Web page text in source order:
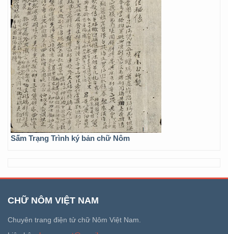
Sấm Trạng Trình ký bản chữ Nôm
CHỮ NÔM VIỆT NAM
Chuyên trang điện tử chữ Nôm Việt Nam.